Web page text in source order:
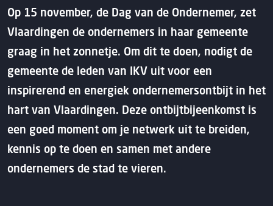
Op 15 november, de Dag van de Ondernemer, zet
Vlaardingen de ondernemers in haar gemeente
graag in het zonnetje. Om dit te doen, nodigt de
gemeente de leden van IKV uit voor een
inspirerend en energiek ondernemersontbijt in het
hart van Vlaardingen. Deze ontbijtbijeenkomst is
een goed moment om je netwerk uit te breiden,
kennis op te doen en samen met andere
ondernemers de stad te vieren.